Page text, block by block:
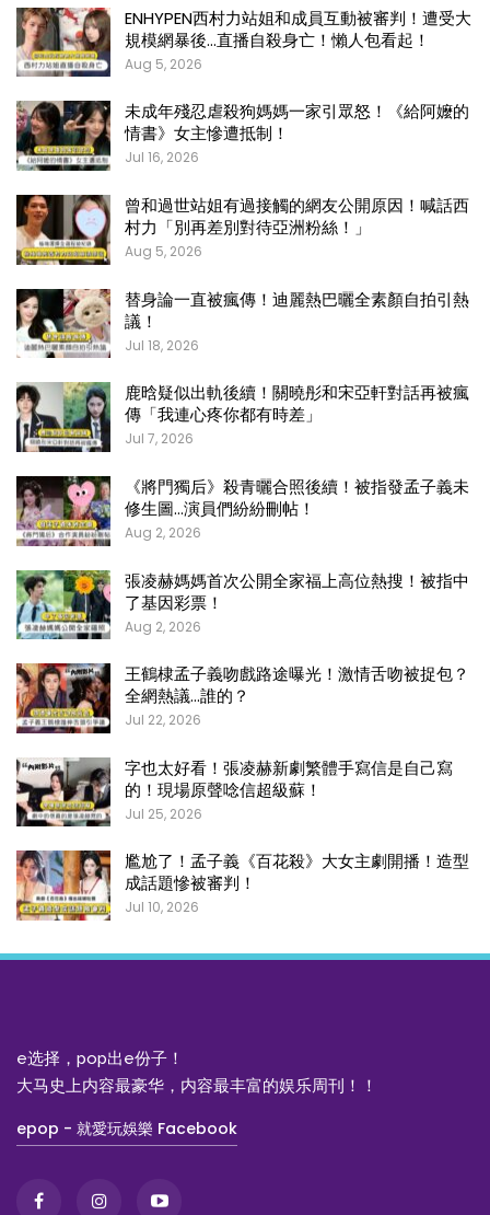
ENHYPEN西村力站姐和成員互動被審判！遭受大
規模網暴後…直播自殺身亡！懶人包看起！
Aug 5, 2026
未成年殘忍虐殺狗媽媽一家引眾怒！《給阿嬤的
情書》女主慘遭抵制！
Jul 16, 2026
曾和過世站姐有過接觸的網友公開原因！喊話西
村力「別再差別對待亞洲粉絲！」
Aug 5, 2026
替身論一直被瘋傳！迪麗熱巴曬全素顏自拍引熱
議！
Jul 18, 2026
鹿晗疑似出軌後續！關曉彤和宋亞軒對話再被瘋
傳「我連心疼你都有時差」
Jul 7, 2026
《將門獨后》殺青曬合照後續！被指發孟子義未
修生圖…演員們紛紛刪帖！
Aug 2, 2026
張凌赫媽媽首次公開全家福上高位熱搜！被指中
了基因彩票！
Aug 2, 2026
王鶴棣孟子義吻戲路途曝光！激情舌吻被捉包？
全網熱議…誰的？
Jul 22, 2026
字也太好看！張凌赫新劇繁體手寫信是自己寫
的！現場原聲唸信超級蘇！
Jul 25, 2026
尷尬了！孟子義《百花殺》大女主劇開播！造型
成話題慘被審判！
Jul 10, 2026
e选择，pop出e份子！
大马史上内容最豪华，内容最丰富的娱乐周刊！！
epop - 就愛玩娛樂 Facebook